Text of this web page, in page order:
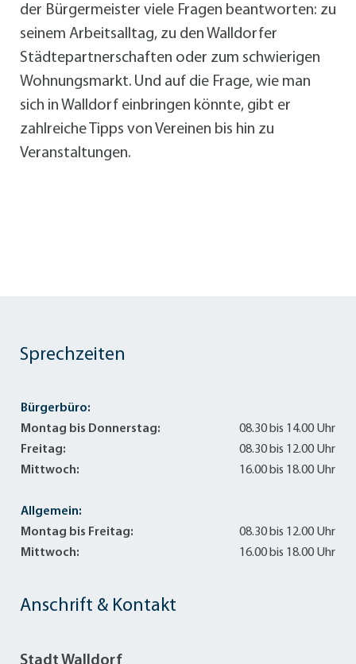
der Bürgermeister viele Fragen beantworten: zu
seinem Arbeitsalltag, zu den Walldorfer
Städtepartnerschaften oder zum schwierigen
Wohnungsmarkt. Und auf die Frage, wie man
sich in Walldorf einbringen könnte, gibt er
zahlreiche Tipps von Vereinen bis hin zu
Veranstaltungen.
Anschrift & Kontakt
Stadt Walldorf
Sprechzeiten
Bürgerbüro:
Montag bis Donnerstag:
08.30 bis 14.00 Uhr
Freitag:
08.30 bis 12.00 Uhr
Mittwoch:
16.00 bis 18.00 Uhr
Allgemein:
Montag bis Freitag:
08.30 bis 12.00 Uhr
Mittwoch:
16.00 bis 18.00 Uhr